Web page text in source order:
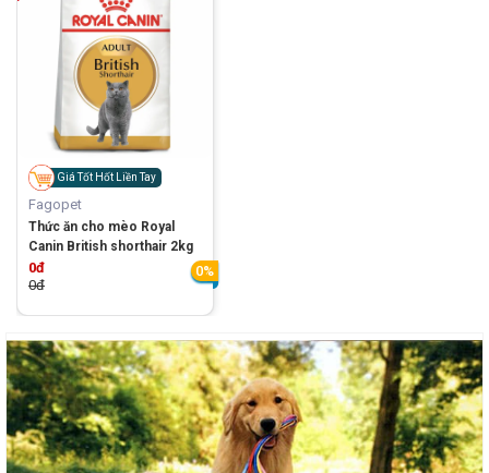
Giá Tốt Hốt Liền Tay
Fagopet
Thức ăn cho mèo Royal
Canin British shorthair 2kg
0đ
0đ
0%